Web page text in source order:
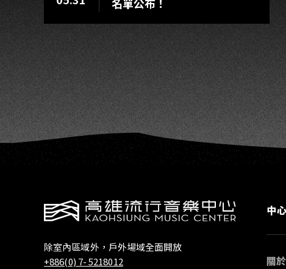
除室內區域外，戶外場域全面開放
+886(0) 7- 5218012
中
關